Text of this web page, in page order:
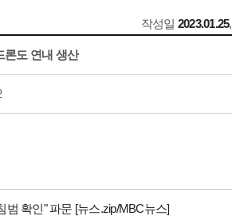
작성일 2023.01.25,
론도 연내 생산
범 확인" 파문 [뉴스.zip/MBC뉴스]